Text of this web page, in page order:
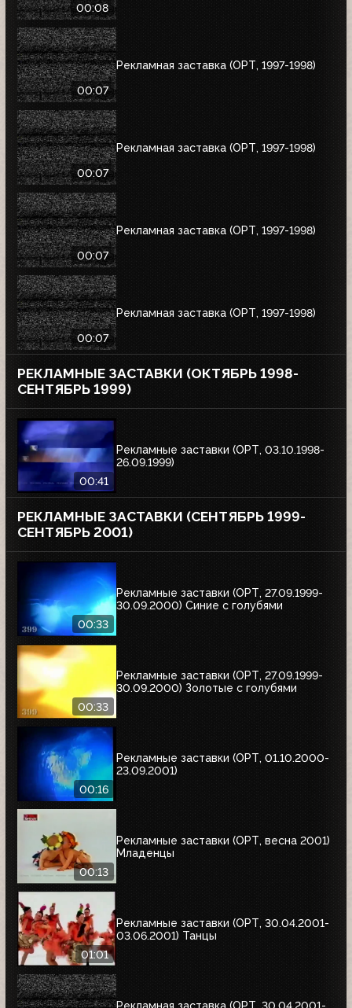
00:08
00:07
Рекламная заставка (ОРТ, 1997-1998)
00:07
Рекламная заставка (ОРТ, 1997-1998)
00:07
Рекламная заставка (ОРТ, 1997-1998)
00:07
Рекламная заставка (ОРТ, 1997-1998)
РЕКЛАМНЫЕ ЗАСТАВКИ (ОКТЯБРЬ 1998-
СЕНТЯБРЬ 1999)
00:41
Рекламные заставки (ОРТ, 03.10.1998-
26.09.1999)
РЕКЛАМНЫЕ ЗАСТАВКИ (СЕНТЯБРЬ 1999-
СЕНТЯБРЬ 2001)
00:33
Рекламные заставки (ОРТ, 27.09.1999-
30.09.2000) Синие с голубями
00:33
Рекламные заставки (ОРТ, 27.09.1999-
30.09.2000) Золотые с голубями
00:16
Рекламные заставки (ОРТ, 01.10.2000-
23.09.2001)
00:13
Рекламные заставки (ОРТ, весна 2001)
Младенцы
01:01
Рекламные заставки (ОРТ, 30.04.2001-
03.06.2001) Танцы
Рекламная заставка (ОРТ, 30.04.2001-